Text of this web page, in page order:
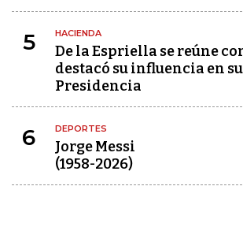
5 HACIENDA
De la Espriella se reúne
destacó su influencia en
Presidencia
6 DEPORTES
Jorge Messi
(1958-2026)